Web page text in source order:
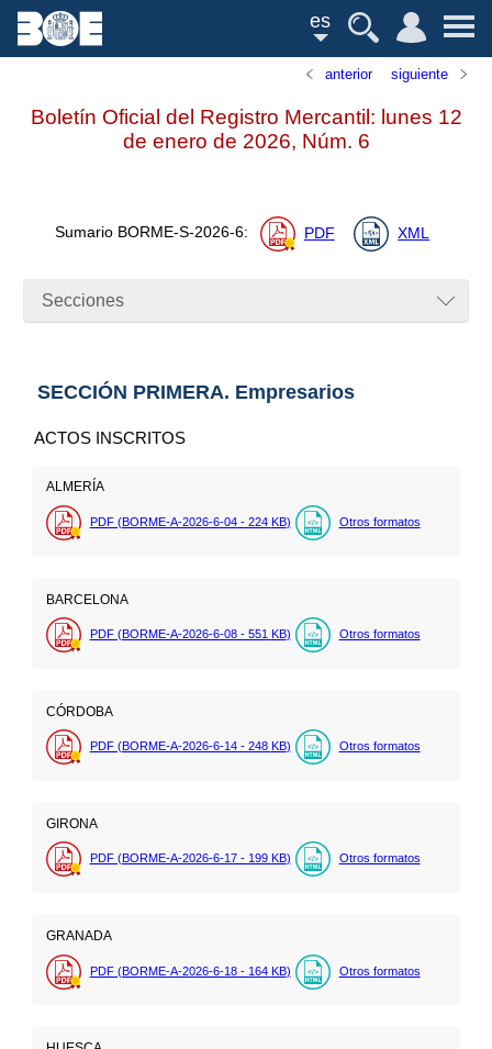
es
anterior siguiente
Boletín Oficial del Registro Mercantil: lunes 12
de enero de 2026, Núm. 6
Sumario BORME-S-2026-6: PDF XML
Secciones
SECCIÓN PRIMERA. Empresarios
ACTOS INSCRITOS
ALMERÍA
PDF (BORME-A-2026-6-04 - 224 KB) Otros formatos
BARCELONA
PDF (BORME-A-2026-6-08 - 551 KB) Otros formatos
CÓRDOBA
PDF (BORME-A-2026-6-14 - 248 KB) Otros formatos
GIRONA
PDF (BORME-A-2026-6-17 - 199 KB) Otros formatos
GRANADA
PDF (BORME-A-2026-6-18 - 164 KB) Otros formatos